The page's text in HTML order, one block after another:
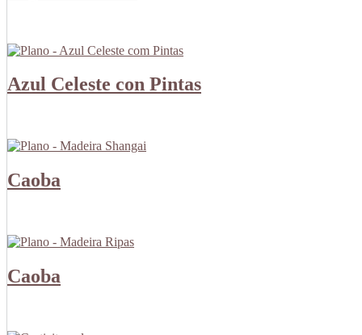
Azul Celeste con Pintas
Caoba
Caoba